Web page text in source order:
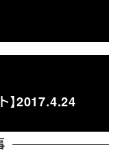
】2017.4.24